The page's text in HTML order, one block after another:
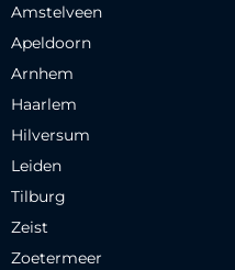
Amstelveen
Apeldoorn
Arnhem
Haarlem
Hilversum
Leiden
Tilburg
Zeist
Zoetermeer